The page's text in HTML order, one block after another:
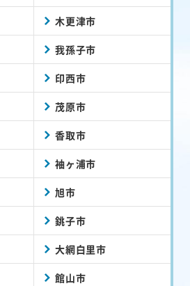
木更津市
我孫子市
印西市
茂原市
香取市
袖ヶ浦市
旭市
銚子市
大網白里市
館山市